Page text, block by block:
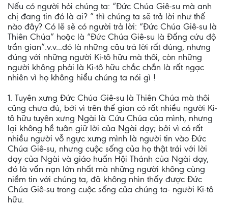
Nếu có người hỏi chúng ta: “Đức Chúa Giê-su mà anh
chị đang tin đó là ai? ” thì chúng ta sẽ trả lời như thế
nào đây? Có lẽ sẽ có người trả lời: “Đức Chúa Giê-su là
Thiên Chúa” hoặc là “Đức Chúa Giê-su là Đấng cứu độ
trần gian”.v.v...đó là những câu trả lời rất đúng, nhưng
đúng với những người Ki-tô hữu mà thôi, còn những
người không phải là Ki-tô hữu chắc chắn là rất ngạc
nhiên vì họ không hiểu chúng ta nói gì !
1. Tuyên xưng Đức Chúa Giê-su là Thiên Chúa mà thôi
cũng chưa đủ, bởi vì trên thế gian có rất nhiều người Ki-
tô hữu tuyên xưng Ngài là Cứu Chúa của mình, nhưng
lại không hề tuân giữ lời của Ngài dạy; bởi vì có rất
nhiều người vỗ ngực xưng mình là người tin vào Đức
Chúa Giê-su, nhưng cuộc sống của họ thật trái với lời
dạy của Ngài và giáo huấn Hội Thánh của Ngài dạy,
đó là vấn nạn lớn nhất mà những người không cùng
niềm tin với chúng ta, đã không nhìn thấy được Đức
Chúa Giê-su trong cuộc sống của chúng ta- người Ki-tô
hữu.